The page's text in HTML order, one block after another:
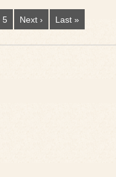
5 Next › Last »